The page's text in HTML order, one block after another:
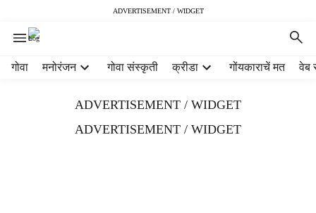
ADVERTISEMENT / WIDGET
गोवा मनोरंजन गोवा संस्कृती क्रीडा गोंयकाराचें मत वेब
ADVERTISEMENT / WIDGET
ADVERTISEMENT / WIDGET